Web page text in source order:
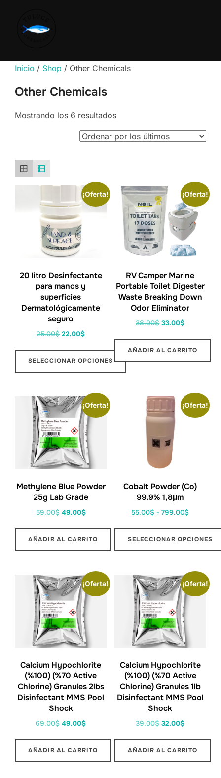
Inicio / Shop / Other Chemicals
Other Chemicals
Mostrando los 6 resultados
¡Oferta!
20 litro Desinfectante
para manos y
superficies
Dermatológicamente
seguro
25.00$ 22.00$
SELECCIONAR OPCIONES
¡Oferta!
RV Camper Marine
Portable Toilet Digester
Waste Breaking Down
Odor Eliminator
38.00$ 33.00$
AÑADIR AL CARRITO
¡Oferta!
Methylene Blue Powder
25g Lab Grade
59.00$ 49.00$
AÑADIR AL CARRITO
¡Oferta!
Cobalt Powder (Co)
99.9% 1,8µm
55.00$ - 799.00$
SELECCIONAR OPCIONES
¡Oferta!
Calcium Hypochlorite
(%100) (%70 Active
Chlorine) Granules 2lbs
Disinfectant MMS Pool
Shock
69.00$ 49.00$
AÑADIR AL CARRITO
¡Oferta!
Calcium Hypochlorite
(%100) (%70 Active
Chlorine) Granules 1lb
Disinfectant MMS Pool
Shock
39.00$ 32.00$
AÑADIR AL CARRITO